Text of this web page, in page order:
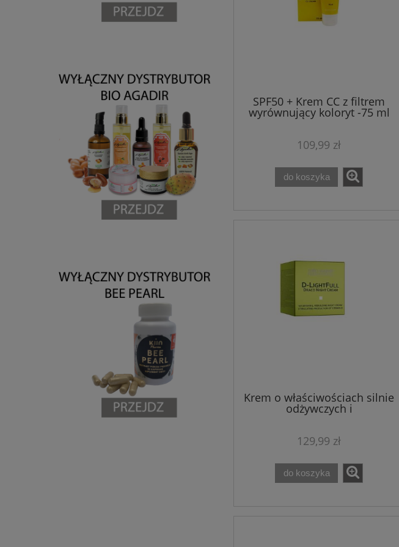
SPF50 + Krem CC z filtrem
wyrównujący koloryt -75 ml
Theo Marvee
109,99 zł
do koszyka
Krem o właściwościach silnie
odżywczych i
odbudowujących Theo
50 ML
129,99 zł
do koszyka